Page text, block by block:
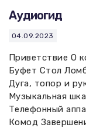
Аудиогид
04.09.2023
Приветствие О
Буфет Стол
Дуга, топор и
Музыкальная
Телефонный
Комод